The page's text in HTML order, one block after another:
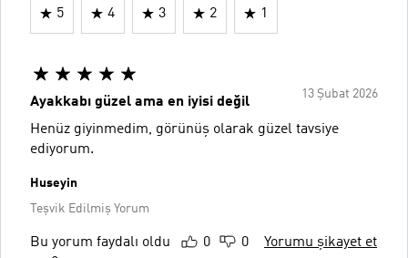
5 4 3 2 1
13 Şubat 2026
Ayakkabı güzel ama en iyisi değil
Henüz giyinmedim, görünüş olarak güzel tavsiye
ediyorum.
Huseyin
Teşvik Edilmiş Yorum
Bu yorum faydalı oldu
0 0 Yorumu şikayet et